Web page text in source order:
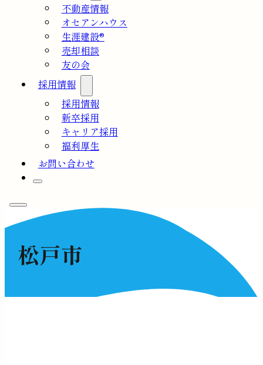
不動産情報
オセアンハウス
生涯建設®
売却相談
友の会
採用情報
採用情報
新卒採用
キャリア採用
福利厚生
お問い合わせ
松戸市